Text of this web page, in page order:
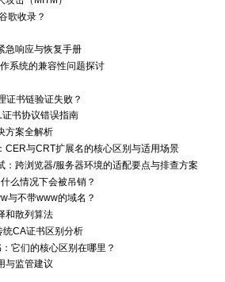
歌收录？
急响应与恢复手册
系统的兼容性问题探讨
证书链验证失败？
书协议错误指南
方案全解析
CER与CRT扩展名的核心区别与适用场景
：跨浏览器/服务器环境的适配要点与排查方案
么情况下会被吊销？
与不带www的域名？
和散列算法
CA证书区别分析
它们的核心区别在哪里？
与监管建议